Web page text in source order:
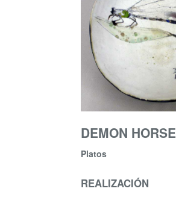
DEMON HORSE
Platos
REALIZACIÓN